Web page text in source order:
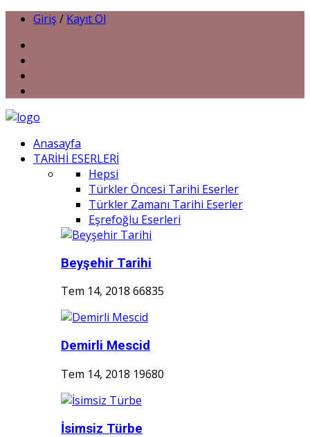
Giriş / Kayıt Ol
Anasayfa
TARİHİ ESERLERİ
Hepsi
Türkler Öncesi Tarihi Eserler
Türkler Zamanı Tarihi Eserler
Eşrefoğlu Eserleri
Beyşehir Tarihi
Tem 14, 2018 66835
Demirli Mescid
Tem 14, 2018 19680
İsimsiz Türbe